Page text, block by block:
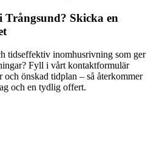
Skicka en
tidseffektiv inomhusrivning som ger
Fyll i vårt kontaktformulär
önskad tidplan – så återkommer
och en tydlig offert.